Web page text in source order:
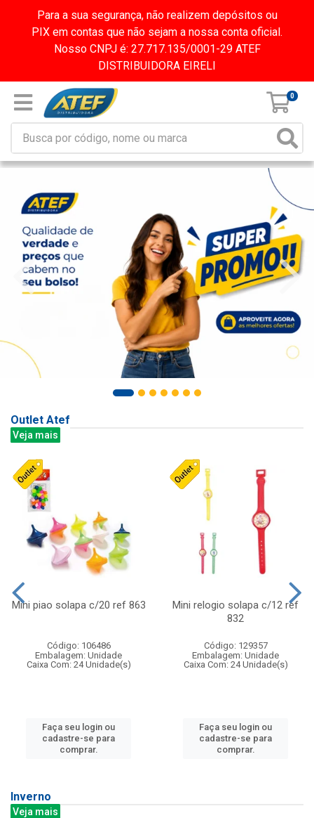
Para a sua segurança, não realizem depósitos ou
PIX em contas que não sejam a nossa conta oficial.
Nosso CNPJ é: 27.717.135/0001-29 ATEF
DISTRIBUIDORA EIRELI
0
Outlet Atef
Veja mais
Mini piao solapa c/20 ref 863
Código: 106486
Embalagem: Unidade
Caixa Com: 24 Unidade(s)
Faça seu login ou
cadastre-se para
comprar.
Mini relogio solapa c/12 ref
832
Código: 129357
Embalagem: Unidade
Caixa Com: 24 Unidade(s)
Faça seu login ou
cadastre-se para
comprar.
Inverno
Veja mais